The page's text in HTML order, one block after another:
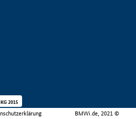
BMWi.de, 2021 ©
2015